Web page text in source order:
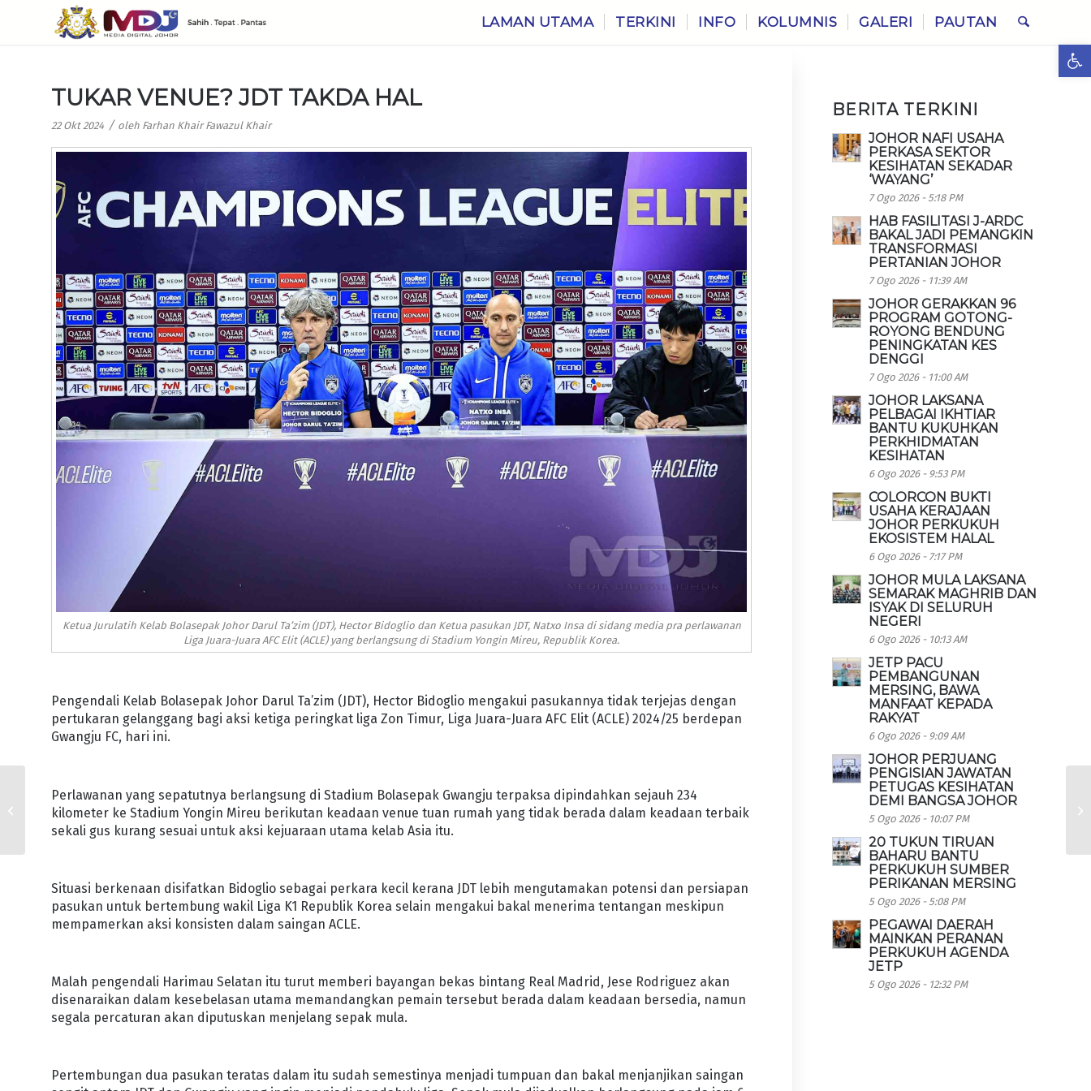
LAMAN UTAMA TERKINI INFO KOLUMNIS GALERI PAUTAN
TUKAR VENUE? JDT TAKDA HAL
22 Okt 2024 / oleh Farhan Khair Fawazul Khair
Ketua Jurulatih Kelab Bolasepak Johor Darul Ta’zim (JDT), Hector Bidoglio dan Ketua pasukan JDT, Natxo Insa di sidang media pra perlawanan
Liga Juara-Juara AFC Elit (ACLE) yang berlangsung di Stadium Yongin Mireu, Republik Korea.
Pengendali Kelab Bolasepak Johor Darul Ta’zim (JDT), Hector Bidoglio mengakui pasukannya tidak terjejas dengan
pertukaran gelanggang bagi aksi ketiga peringkat liga Zon Timur, Liga Juara-Juara AFC Elit (ACLE) 2024/25 berdepan
Gwangju FC, hari ini.
Perlawanan yang sepatutnya berlangsung di Stadium Bolasepak Gwangju terpaksa dipindahkan sejauh 234
kilometer ke Stadium Yongin Mireu berikutan keadaan venue tuan rumah yang tidak berada dalam keadaan terbaik
sekali gus kurang sesuai untuk aksi kejuaraan utama kelab Asia itu.
Situasi berkenaan disifatkan Bidoglio sebagai perkara kecil kerana JDT lebih mengutamakan potensi dan persiapan
pasukan untuk bertembung wakil Liga K1 Republik Korea selain mengakui bakal menerima tentangan meskipun
mempamerkan aksi konsisten dalam saingan ACLE.
Malah pengendali Harimau Selatan itu turut memberi bayangan bekas bintang Real Madrid, Jese Rodriguez akan
disenaraikan dalam kesebelasan utama memandangkan pemain tersebut berada dalam keadaan bersedia, namun
segala percaturan akan diputuskan menjelang sepak mula.
Pertembungan dua pasukan teratas dalam itu sudah semestinya menjadi tumpuan dan bakal menjanjikan saingan
BERITA TERKINI
JOHOR NAFI USAHA
PERKASA SEKTOR
KESIHATAN SEKADAR
‘WAYANG’
7 Ogo 2026 - 5:18 PM
HAB FASILITASI J-ARDC
BAKAL JADI PEMANGKIN
TRANSFORMASI
PERTANIAN JOHOR
7 Ogo 2026 - 11:39 AM
JOHOR GERAKKAN 96
PROGRAM GOTONG-
ROYONG BENDUNG
PENINGKATAN KES
DENGGI
7 Ogo 2026 - 11:00 AM
JOHOR LAKSANA
PELBAGAI IKHTIAR
BANTU KUKUHKAN
PERKHIDMATAN
KESIHATAN
6 Ogo 2026 - 9:53 PM
COLORCON BUKTI
USAHA KERAJAAN
JOHOR PERKUKUH
EKOSISTEM HALAL
6 Ogo 2026 - 7:17 PM
JOHOR MULA LAKSANA
SEMARAK MAGHRIB DAN
ISYAK DI SELURUH
NEGERI
6 Ogo 2026 - 10:13 AM
JETP PACU
PEMBANGUNAN
MERSING, BAWA
MANFAAT KEPADA
RAKYAT
6 Ogo 2026 - 9:09 AM
JOHOR PERJUANG
PENGISIAN JAWATAN
PETUGAS KESIHATAN
DEMI BANGSA JOHOR
5 Ogo 2026 - 10:07 PM
20 TUKUN TIRUAN
BAHARU BANTU
PERKUKUH SUMBER
PERIKANAN MERSING
5 Ogo 2026 - 5:08 PM
PEGAWAI DAERAH
MAINKAN PERANAN
PERKUKUH AGENDA
JETP
5 Ogo 2026 - 12:32 PM
BELANJAWAN 2025
MAMPAN DAN
SEJAHTERA